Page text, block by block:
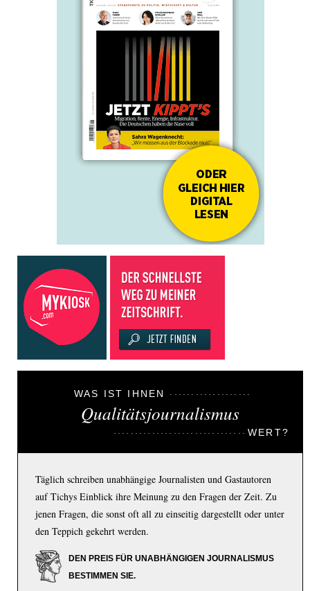
WAS IST IHNEN
Qualitätsjournalismus
WERT?
Täglich schreiben unabhängige Journalisten und Gastautoren
auf Tichys Einblick ihre Meinung zu den Fragen der Zeit. Zu
jenen Fragen, die sonst oft all zu einseitig dargestellt oder unter
den Teppich gekehrt werden.
DEN PREIS FÜR UNABHÄNGIGEN JOURNALISMUS
BESTIMMEN SIE.